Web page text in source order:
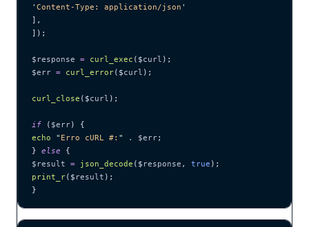
' Content-Type: application/json '
],
]);
$response = curl_exec ($curl );
$err = curl_error($curl );
curl_close ($curl );
if ( $err) {
echo " Erro cURL #: " . $err;
} else {
$result = json_decode ($ response , true );
print_r($ result );
}